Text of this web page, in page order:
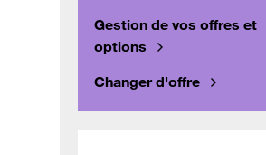
Gestion de vos offres et
options
Changer d'offre